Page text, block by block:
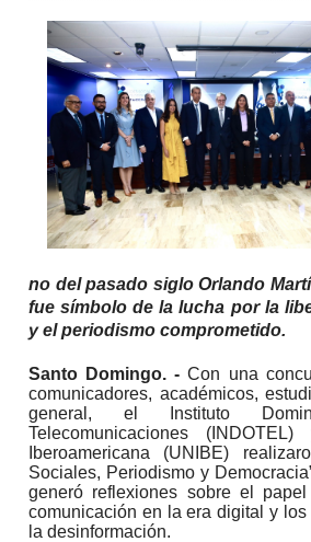
no del pasado siglo Orlando
fue símbolo de la lucha por la
y el periodismo comprometido.
Santo Domingo. - Con una
comunicadores, académicos,
general, el Instituto
Telecomunicaciones
Iberoamericana (UNIBE)
Sociales, Periodismo y
generó reflexiones sobre el
comunicación en la era digital y los
la desinformación.